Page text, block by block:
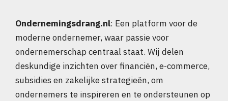
Ondernemingsdrang.nl: Een platform voor de
moderne ondernemer, waar passie voor
ondernemerschap centraal staat. Wij delen
deskundige inzichten over financiën, e-commerce,
subsidies en zakelijke strategieën, om
ondernemers te inspireren en te ondersteunen op